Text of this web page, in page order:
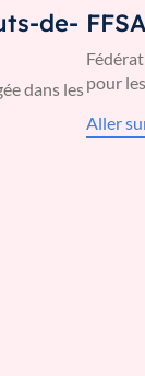
de-
dans les
FFSA
pour
Aller